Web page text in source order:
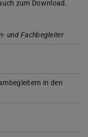
zum Download.
und Fachbegleiter
in den